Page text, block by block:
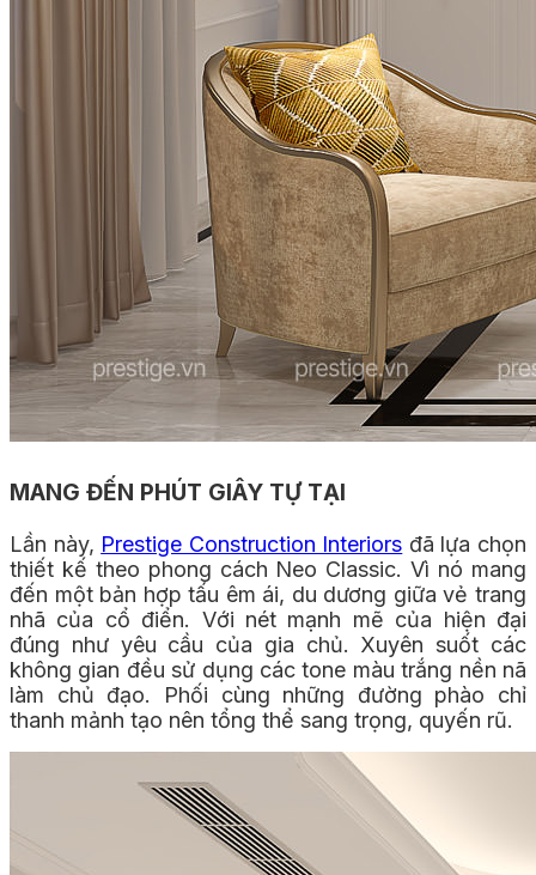
MANG ĐẾN PHÚT GIÂY TỰ TẠI
Lần này, Prestige Construction Interiors đã lựa chọn
thiết kế theo phong cách Neo Classic. Vì nó mang
đến một bản hợp tấu êm ái, du dương giữa vẻ trang
nhã của cổ điển. Với nét mạnh mẽ của hiện đại
đúng như yêu cầu của gia chủ. Xuyên suốt các
không gian đều sử dụng các tone màu trắng nền nã
làm chủ đạo. Phối cùng những đường phào chỉ
thanh mảnh tạo nên tổng thể sang trọng, quyến rũ.